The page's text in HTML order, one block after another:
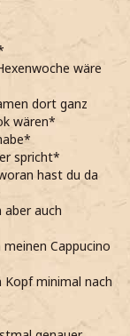
wäre
dort ganz
wären*
spricht*
hast du da
auch
Cappucino
Kopf minimal nach